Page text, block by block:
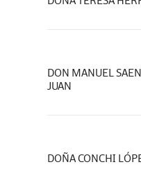
DON MANUEL
JUAN
DOÑA CONCHI